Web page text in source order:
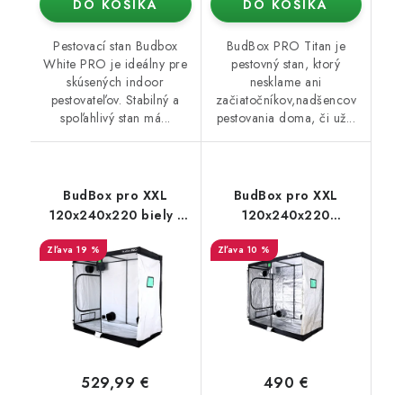
DO KOŠÍKA
Pestovací stan Budbox
White PRO je ideálny pre
skúsených indoor
pestovateľov. Stabilný a
spoľahlivý stan má...
DO KOŠÍKA
BudBox PRO Titan je
pestovný stan, ktorý
nesklame ani
začiatočníkov,nadšencov
pestovania doma, či už...
BudBox pro XXL
120x240x220 biely -
vyššia verzia
19 %
529,99 €
BudBox pro XXL
120x240x220
strieborný - vyššia
verzia
10 %
490 €